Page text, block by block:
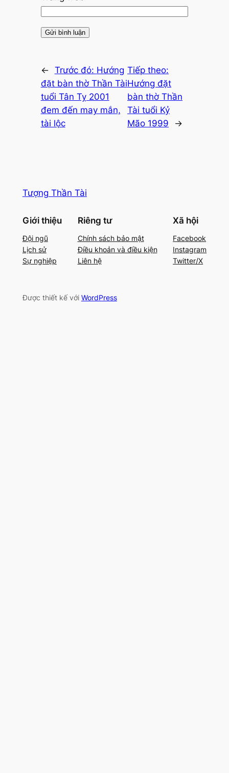
← Trước đó: Hướng
đặt bàn thờ Thần Tài
tuổi Tân Tỵ 2001
đem đến may mắn,
tài lộc
Tiếp theo:
Hướng đặt
bàn thờ Thần
Tài tuổi Kỷ
Mão 1999
→
Tượng Thần Tài
Giới thiệu
Đội ngũ
Lịch sử
Sự nghiệp
Riêng tư
Chính sách bảo mật
Điều khoản và điều kiện
Liên hệ
Xã hội
Facebook
Instagram
Twitter/X
Được thiết kế với WordPress